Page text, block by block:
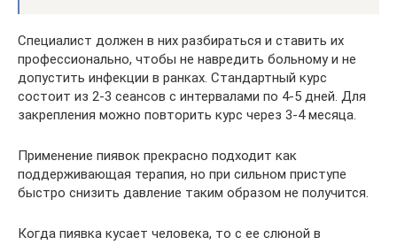
Специалист должен в них разбираться и ставить их
профессионально, чтобы не навредить больному и не
допустить инфекции в ранках. Стандартный курс
состоит из 2-3 сеансов с интервалами по 4-5 дней. Для
закрепления можно повторить курс через 3-4 месяца.
Применение пиявок прекрасно подходит как
поддерживающая терапия, но при сильном приступе
быстро снизить давление таким образом не получится.
Когда пиявка кусает человека, то с ее слюной в